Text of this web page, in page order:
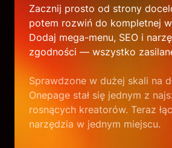
Zacznij prosto od strony
potem rozwiń do kompletnej
Dodaj mega-menu, SEO i
zgodności — wszystko
Sprawdzone w dużej skali na
Onepage stał się jednym z
rosnących kreatorów. Teraz
narzędzia w jednym miejscu.